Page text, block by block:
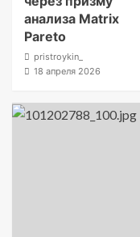
анализа Matrix
Pareto
pristroykin_
18 апреля 2026